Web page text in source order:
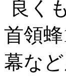
良く
首領
幕な